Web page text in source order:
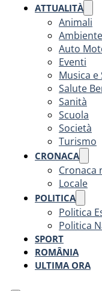
ATTUALITÀ
Animali
Ambiente
Auto
Eventi
Musica
Salute
Sanità
Scuola
Società
Turismo
CRONACA
Cronaca
Locale
POLITICA
Politica
Politica
SPORT
ROMÂNIA
ULTIMA ORA